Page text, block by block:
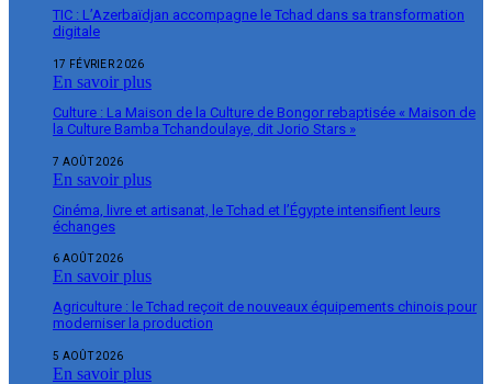
TIC : L’Azerbaïdjan accompagne le Tchad dans sa transformation
digitale
17 FÉVRIER 2026
En savoir plus
Culture : La Maison de la Culture de Bongor rebaptisée « Maison de
la Culture Bamba Tchandoulaye, dit Jorio Stars »
7 AOÛT 2026
En savoir plus
Cinéma, livre et artisanat, le Tchad et l’Égypte intensifient leurs
échanges
6 AOÛT 2026
En savoir plus
Agriculture : le Tchad reçoit de nouveaux équipements chinois pour
moderniser la production
5 AOÛT 2026
En savoir plus